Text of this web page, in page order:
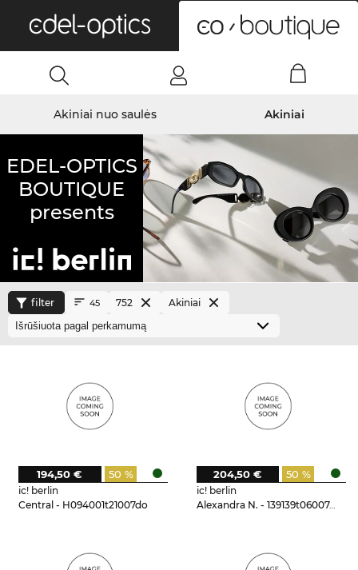
Akiniai nuo saulės Akiniai
EDEL-OPTICS
BOUTIQUE
presents
filter 45 752 Akiniai
ic! berlin
Central - H094001t21007do
50 %
194,50 €
ic! berlin
Alexandra N. - 139139t06007do
50 %
204,50 €